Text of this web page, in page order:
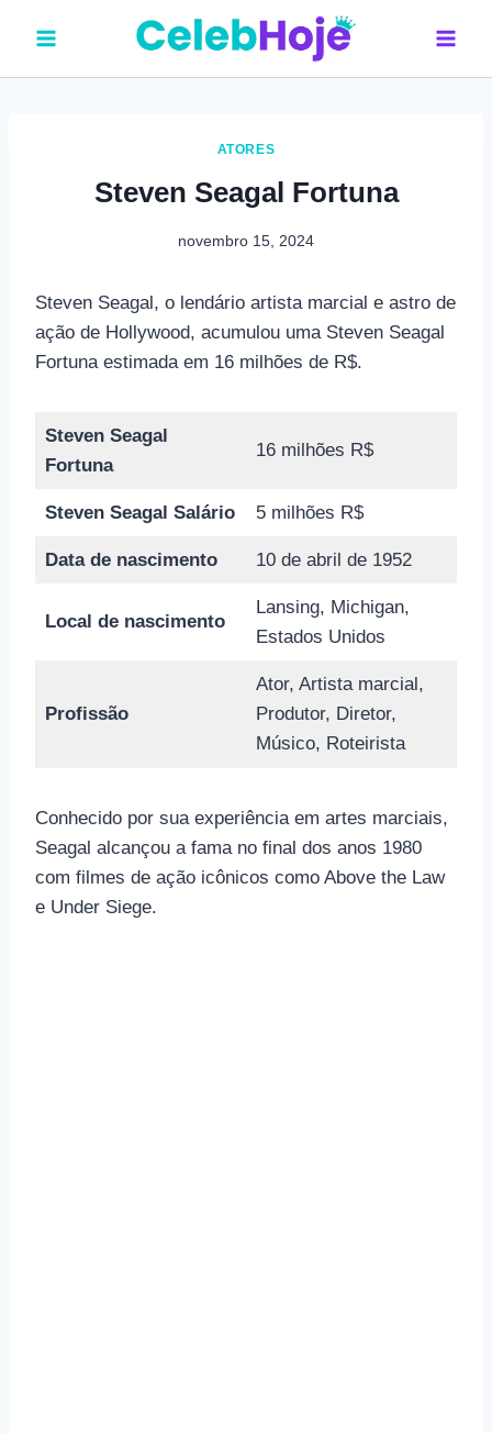
o
ATORES
Steven Seagal Fortuna
novembro 15, 2024
Steven Seagal, o lendário artista marcial e astro de
ação de Hollywood, acumulou uma Steven Seagal
Fortuna estimada em 16 milhões de R$.
Steven Seagal
Fortuna
16 milhões R$
Steven Seagal Salário 5 milhões R$
Data de nascimento 10 de abril de 1952
Local de nascimento
Lansing, Michigan,
Estados Unidos
Profissão
Ator, Artista marcial,
Produtor, Diretor,
Músico, Roteirista
Conhecido por sua experiência em artes marciais,
Seagal alcançou a fama no final dos anos 1980
com filmes de ação icônicos como Above the Law
e Under Siege.